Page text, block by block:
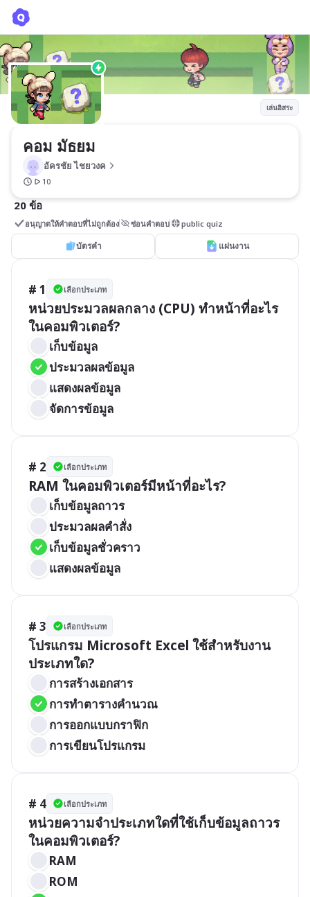
เล่นอิสระ
คอม มัธยม
อัครชัย ไชยวงค
10
20 ข้อ
อนุญาตให้คำตอบที่ไม่ถูกต้อง ซ่อนคำตอบ public quiz
บัตรคำ แผ่นงาน
# 1 เลือกประเภท
หน่วยประมวลผลกลาง (CPU) ทำหน้าที่อะไร
ในคอมพิวเตอร์?
เก็บข้อมูล
ประมวลผลข้อมูล
แสดงผลข้อมูล
จัดการข้อมูล
# 2 เลือกประเภท
RAM ในคอมพิวเตอร์มีหน้าที่อะไร?
เก็บข้อมูลถาวร
ประมวลผลคำสั่ง
เก็บข้อมูลชั่วคราว
แสดงผลข้อมูล
# 3 เลือกประเภท
โปรแกรม Microsoft Excel ใช้สำหรับงาน
ประเภทใด?
การสร้างเอกสาร
การทำตารางคำนวณ
การออกแบบกราฟิก
การเขียนโปรแกรม
# 4 เลือกประเภท
หน่วยความจำประเภทใดที่ใช้เก็บข้อมูลถาวร
ในคอมพิวเตอร์?
RAM
ROM